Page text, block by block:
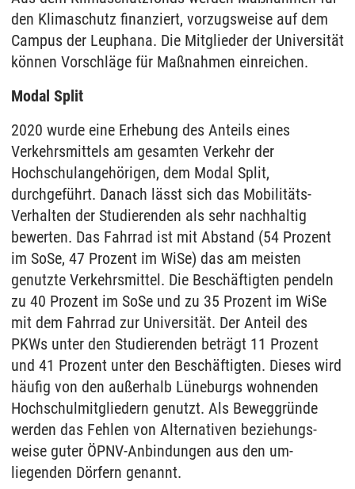
den Klimaschutz finanziert, vorzugsweise auf dem
Campus der Leuphana. Die Mitglieder der Universität
können Vorschläge für Maßnahmen einreichen.
Modal Split
2020 wurde eine Erhebung des Anteils eines
Verkehrsmittels am gesamten Verkehr der
Hochschulangehörigen, dem Modal Split,
durchgeführt. Danach lässt sich das Mobilitäts-
Verhalten der Studierenden als sehr nachhaltig
bewerten. Das Fahrrad ist mit Abstand (54 Prozent
im SoSe, 47 Prozent im WiSe) das am meisten
genutzte Verkehrsmittel. Die Beschäftigten pendeln
zu 40 Prozent im SoSe und zu 35 Prozent im WiSe
mit dem Fahrrad zur Universität. Der Anteil des
PKWs unter den Studierenden beträgt 11 Prozent
und 41 Prozent unter den Beschäftigten. Dieses wird
häufig von den außerhalb Lüneburgs wohnenden
Hochschul­mitgliedern genutzt. Als Beweggründe
werden das Fehlen von Alternativen be­ziehungs­
weise guter ÖPNV-Anbindungen aus den um­
liegenden Dörfern genannt.